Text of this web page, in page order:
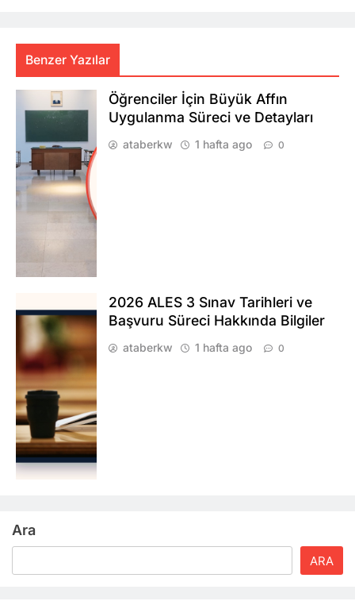
Benzer Yazılar
Öğrenciler İçin Büyük Affın
Uygulanma Süreci ve Detayları
ataberkw 1 hafta ago 0
2026 ALES 3 Sınav Tarihleri ve
Başvuru Süreci Hakkında Bilgiler
ataberkw 1 hafta ago 0
Ara
ARA